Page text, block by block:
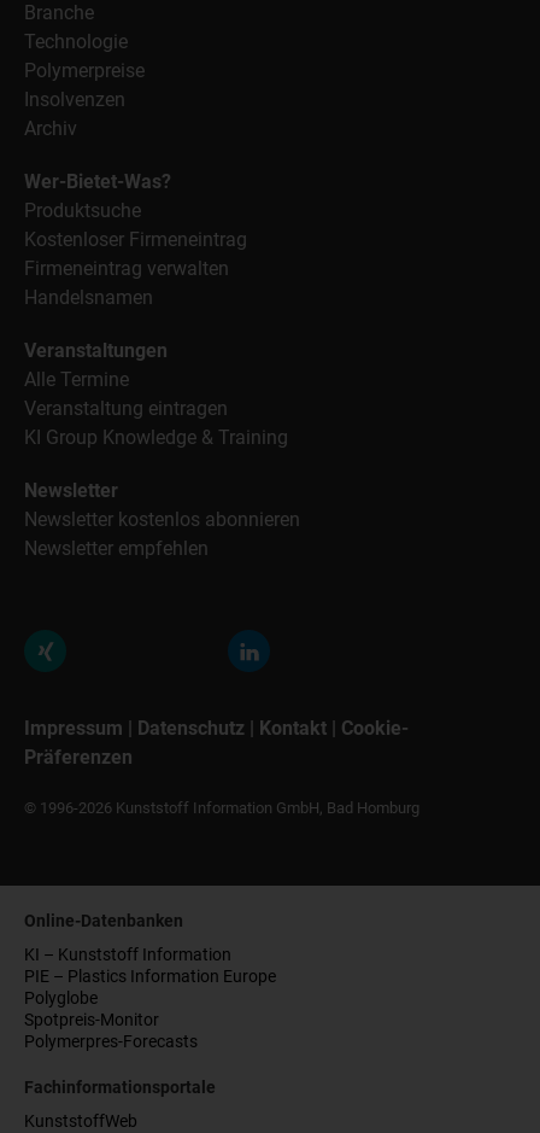
Branche
Technologie
Polymerpreise
Insolvenzen
Archiv
Wer-Bietet-Was?
Produktsuche
Kostenloser Firmeneintrag
Firmeneintrag verwalten
Handelsnamen
Veranstaltungen
Alle Termine
Veranstaltung eintragen
KI Group Knowledge & Training
Newsletter
Newsletter kostenlos abonnieren
Newsletter empfehlen
Impressum | Datenschutz | Kontakt | Cookie-
Präferenzen
© 1996-2026 Kunststoff Information GmbH, Bad Homburg
Online-Datenbanken
KI – Kunststoff Information
PIE – Plastics Information Europe
Polyglobe
Spotpreis-Monitor
Polymerpres-Forecasts
Fachinformationsportale
KunststoffWeb